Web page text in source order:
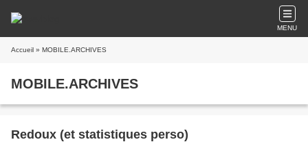
MENU
Accueil » MOBILE.ARCHIVES
MOBILE.ARCHIVES
Redoux (et statistiques perso)